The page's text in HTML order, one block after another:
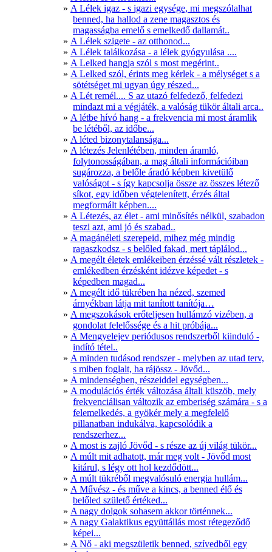
A Lélek igaz - s igazi egysége, mi megszólalhat
benned, ha hallod a zene magasztos és
magasságba emelő s emelkedő dallamát..
A Lélek szigete - az otthonod...
A Lélek találkozása - a lélek gyógyulása ....
A Lelked hangja szól s most megérint..
A Lelked szól, érints meg kérlek - a mélységet s a
sötétséget mi ugyan úgy részed...
A Lét remél.... S az utazó felfedező, felfedezi
mindazt mi a végjáték, a valóság tükör általi arca..
A létbe hívó hang - a frekvencia mi most áramlik
be létéből, az időbe...
A léted bizonytalansága...
A létezés Jelenlétében, minden áramló,
folytonosságában, a mag általi információiban
sugározza, a belőle áradó képben kivetülő
valóságot - s így kapcsolja össze az összes létező
síkot, egy időben végtelenített, érzés által
megformált képben....
A Létezés, az élet - ami minősítés nélkül, szabadon
teszi azt, ami jó és szabad..
A magánéleti szerepeid, mihez még mindig
ragaszkodsz - s belőled fakad, mert táplálod...
A megélt életek emlékeiben érzéssé vált részletek -
emlékedben érzésként idézve képedet - s
képedben magad...
A megélt idő tükrében ha nézed, szemed
árnyékban látja mit tanított tanítója…
A megszokások erőteljesen hullámzó vizében, a
gondolat felelőssége és a hit próbája...
A Mengyelejev periódusos rendszerből kiinduló -
indító tétel..
A minden tudásod rendszer - melyben az utad terv,
s miben foglalt, ha rájössz - Jövőd...
A mindenségben, részeiddel egységben...
A modulációs érték változása általi küszöb, mely
frekvenciálisan változik az emberiség számára - s a
felemelkedés, a gyökér mely a megfelelő
pillanatban indukálva, kapcsolódik a
rendszerhez...
A most is zajló Jövőd - s része az új világ tükör...
A múlt mit adhatott, már meg volt - Jövőd most
kitárul, s légy ott hol kezdődött...
A múlt tükréből megvalósuló energia hullám...
A Művész - és műve a kincs, a benned élő és
belőled születő értéked...
A nagy dolgok sohasem akkor történnek...
A nagy Galaktikus együttállás most rétegeződő
képei...
A Nő - aki megszületik benned, szívedből egy